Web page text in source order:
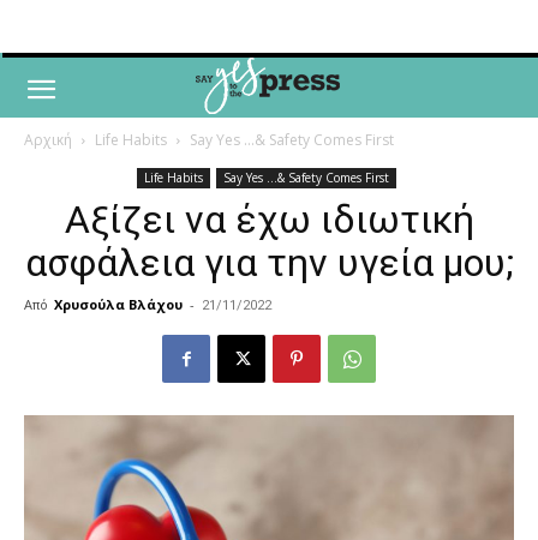
Αρχική Life Habits Say Yes ...& Safety Comes First
Life Habits Say Yes ...& Safety Comes First
Αξίζει να έχω ιδιωτική
ασφάλεια για την υγεία μου;
Από Χρυσούλα Βλάχου - 21/11/2022